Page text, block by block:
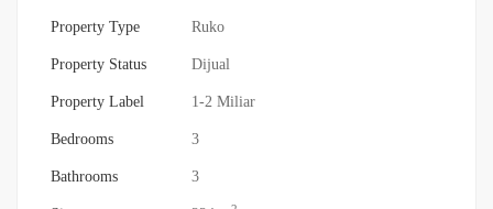
Property Type Ruko
Property Status Dijual
Property Label 1-2 Miliar
Bedrooms 3
Bathrooms 3